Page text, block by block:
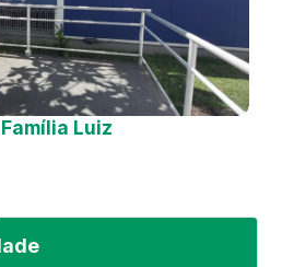
Luiz